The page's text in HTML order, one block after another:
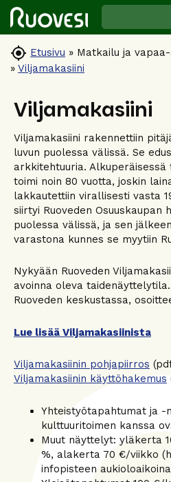
 Etusivu » Matkailu ja
» Viljamakasiini
Viljamakasiini
Viljamakasiini rakennettiin
luvun puolessa välissä. Se
arkkitehtuuria. Alkuperäisessä
toimi noin 80 vuotta, joskin
lakkautettiin virallisesti vasta
siirtyi Ruoveden Osuuskaupan
puolessa välissä, ja sen
varastona kunnes se myytiin
Nykyään Ruoveden
avoinna oleva
Ruoveden keskustassa,
Lue lisää Viljamakasiinista
Viljamakasiinin pohjapiirros
Viljamakasiinin käyttöhakemus
Yhteistyötapahtumat ja -
kulttuuritoimen kanssa
Muut näyttelyt: yläkerta
%, alakerta 70 €/viikko
infopisteen